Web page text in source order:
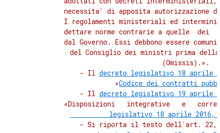
necessita' di apposita autorizzazione
I regolamenti ministeriali ed
dettare norme contrarie a quelle  dei
dal Governo. Essi debbono essere
del Consiglio dei ministri prima
              (Omissis).».
              - Il
decreto legislativo 18 aprile
          «
Codice dei contratti
              - Il
decreto legislativo 19 aprile
«Disposizioni   integrative   e
legislativo 18 aprile 2016,
- Si riporta il testo dell'art.